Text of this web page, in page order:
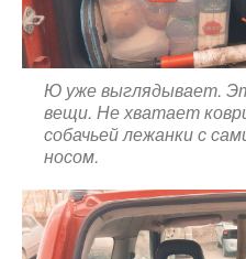
Ю уже выглядывает.
вещи. Не хватает
собачьей лежанки с
носом.